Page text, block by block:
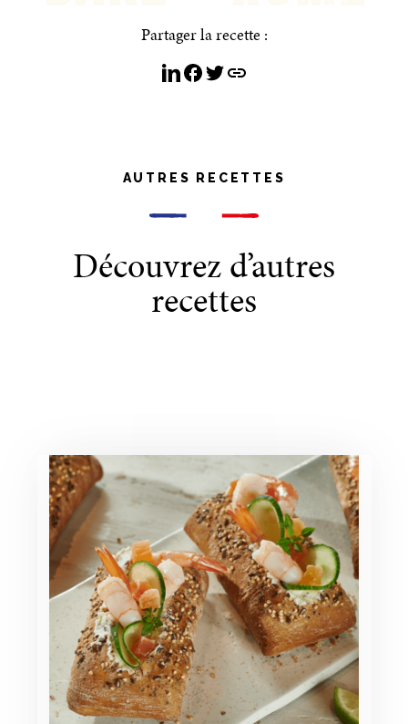
Partager la recette :
AUTRES RECETTES
Découvrez d’autres
recettes